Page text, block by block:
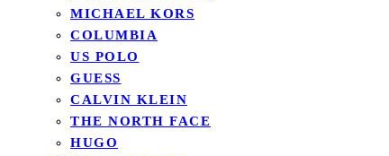
MICHAEL KORS
COLUMBIA
US POLO
GUESS
CALVIN KLEIN
THE NORTH FACE
HUGO